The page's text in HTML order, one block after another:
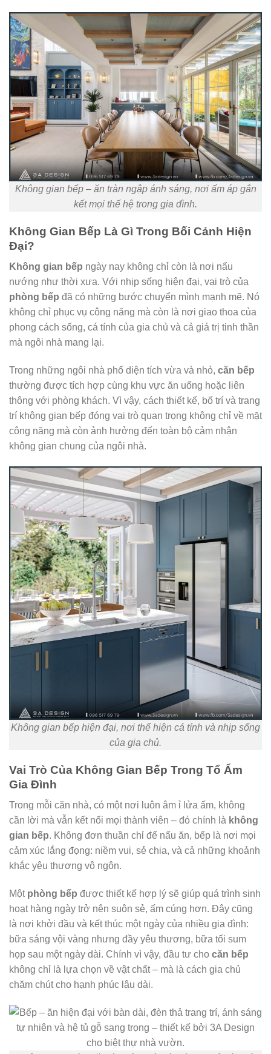
Không gian bếp – ăn tràn ngập ánh sáng, nơi ấm áp gắn
kết mọi thế hệ trong gia đình.
Không Gian Bếp Là Gì Trong Bối Cảnh Hiện
Đại?
Không gian bếp ngày nay không chỉ còn là nơi nấu
nướng như thời xưa. Với nhịp sống hiện đại, vai trò của
phòng bếp đã có những bước chuyển mình mạnh mẽ. Nó
không chỉ phục vụ công năng mà còn là nơi giao thoa của
phong cách sống, cá tính của gia chủ và cả giá trị tinh thần
mà ngôi nhà mang lại.
Trong những ngôi nhà phố diện tích vừa và nhỏ, căn bếp
thường được tích hợp cùng khu vực ăn uống hoặc liên
thông với phòng khách. Vì vậy, cách thiết kế, bố trí và trang
trí không gian bếp đóng vai trò quan trọng không chỉ về mặt
công năng mà còn ảnh hưởng đến toàn bộ cảm nhận
không gian chung của ngôi nhà.
Không gian bếp hiện đại, nơi thể hiện cá tính và nhịp sống
của gia chủ.
Vai Trò Của Không Gian Bếp Trong Tổ Ấm
Gia Đình
Trong mỗi căn nhà, có một nơi luôn âm ỉ lửa ấm, không
cần lời mà vẫn kết nối mọi thành viên – đó chính là không
gian bếp. Không đơn thuần chỉ để nấu ăn, bếp là nơi mọi
cảm xúc lắng đọng: niềm vui, sẻ chia, và cả những khoảnh
khắc yêu thương vô ngôn.
Một phòng bếp được thiết kế hợp lý sẽ giúp quá trình sinh
hoạt hàng ngày trở nên suôn sẻ, ấm cúng hơn. Đây cũng
là nơi khởi đầu và kết thúc một ngày của nhiều gia đình:
bữa sáng vội vàng nhưng đầy yêu thương, bữa tối sum
họp sau một ngày dài. Chính vì vậy, đầu tư cho căn bếp
không chỉ là lựa chọn về vật chất – mà là cách gia chủ
chăm chút cho hạnh phúc lâu dài.